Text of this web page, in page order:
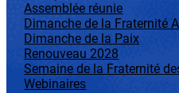
Assemblée réunie
Dimanche de la Fraternité
Dimanche de la Paix
Renouveau 2028
Semaine de la Fraternité
Webinaires